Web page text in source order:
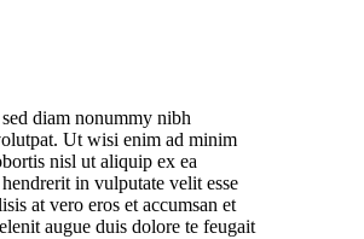
diam nonummy nibh
Ut wisi enim ad minim
nisl ut aliquip ex ea
in vulputate velit esse
at vero eros et accumsan et
augue duis dolore te feugait